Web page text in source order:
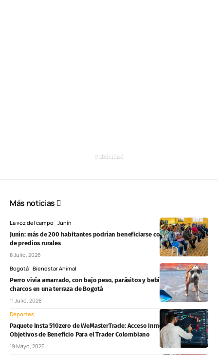
- Publicidad -
Más noticias
La voz del campo Junín
Junín: más de 200 habitantes podrían beneficiarse con formalización
de predios rurales
8 Julio, 2026
Bogotá Bienestar Animal
Perro vivía amarrado, con bajo peso, parásitos y bebía agua de
charcos en una terraza de Bogotá
11 Julio, 2026
Deportes
Paquete Insta 510zero de WeMasterTrade: Acceso Inmediato Sin
Objetivos de Beneficio Para el Trader Colombiano
19 Mayo, 2026